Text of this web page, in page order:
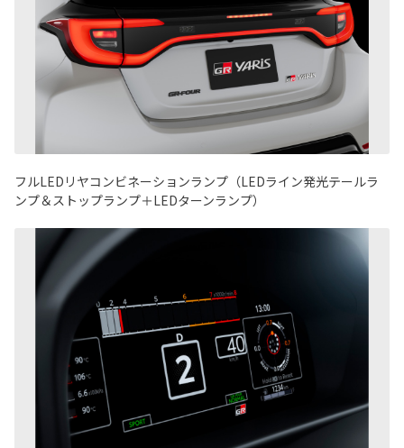
フルLEDリヤコンビネーションランプ（LEDライン発光テールラ
ンプ＆ストップランプ＋LEDターンランプ）